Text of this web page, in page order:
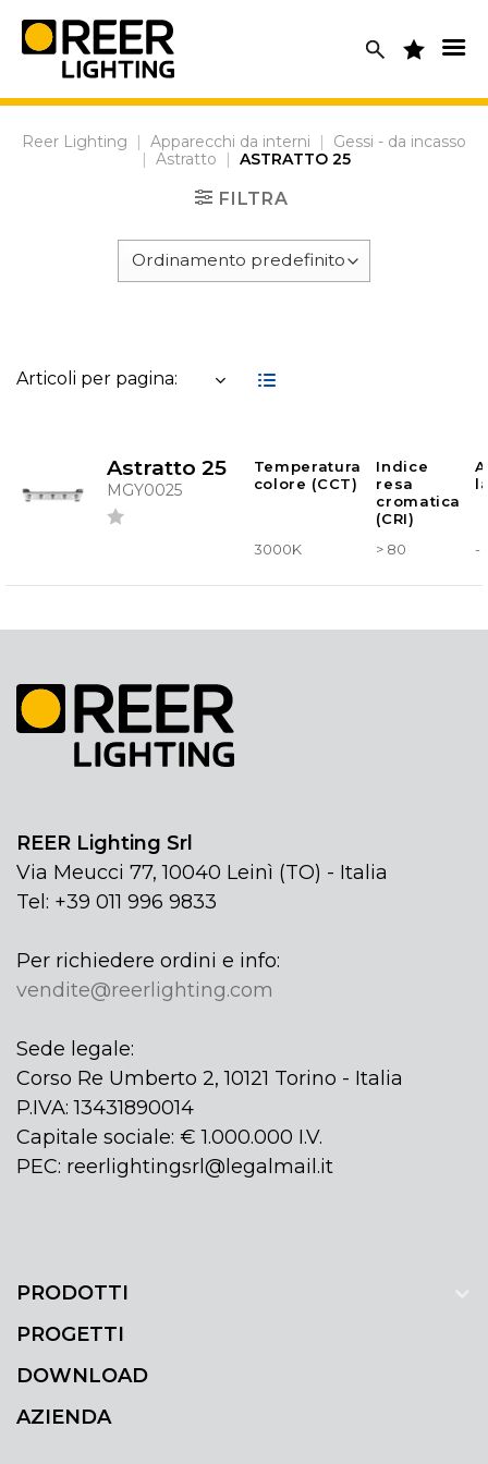
content
Reer Lighting | Apparecchi da interni |
Gessi - da incasso
| Astratto | ASTRATTO 25
FILTRA
Articoli per pagina:
Astratto 25
MGY0025
Temperatura
colore (CCT)
Indice
resa
cromatica
(CRI)
3000K > 80 -
REER Lighting Srl
Via Meucci 77, 10040 Leinì (TO) - Italia
Tel: +39 011 996 9833
Per richiedere ordini e info:
vendite@reerlighting.com
Sede legale:
Corso Re Umberto 2, 10121 Torino - Italia
P.IVA: 13431890014
Capitale sociale: € 1.000.000 I.V.
PEC: reerlightingsrl@legalmail.it
PRODOTTI
PROGETTI
DOWNLOAD
AZIENDA